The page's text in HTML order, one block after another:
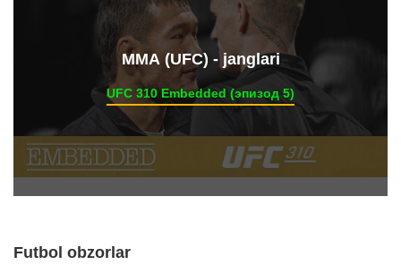
ММА (UFC) - janglari
UFC 310 Embedded (эпизод 5)
Futbol obzorlar